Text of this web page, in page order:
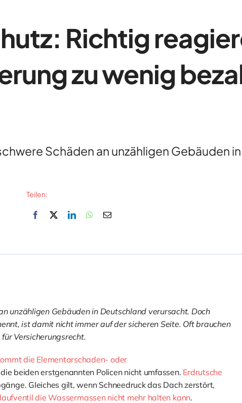
Richtig
zu wenig
Schäden an unzähligen Gebäuden
Teilen:
unzähligen Gebäuden in Deutschland verursacht. Doch
ist damit nicht immer auf der sicheren Seite. Oft brauchen
Versicherungsrecht.
die Elementarschaden- oder
beiden erstgenannten Policen nicht umfassen. Erdrutsche
Gleiches gilt, wenn Schneedruck das Dach zerstört,
die Wassermassen nicht mehr halten kann.